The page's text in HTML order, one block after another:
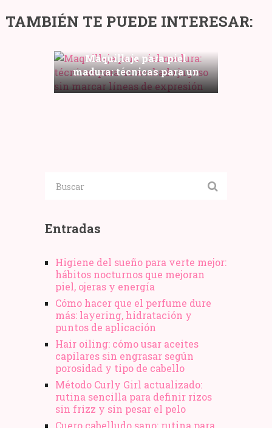
TAMBIÉN TE PUEDE INTERESAR:
Maquillaje para piel
madura: técnicas para un
acabado jugoso sin marcar
Los
7
mujer
Tipos
Entradas
Higiene del sueño para verte mejor:
hábitos nocturnos que mejoran
piel, ojeras y energía
Cómo hacer que el perfume dure
más: layering, hidratación y
puntos de aplicación
Hair oiling: cómo usar aceites
capilares sin engrasar según
porosidad y tipo de cabello
Método Curly Girl actualizado:
rutina sencilla para definir rizos
sin frizz y sin pesar el pelo